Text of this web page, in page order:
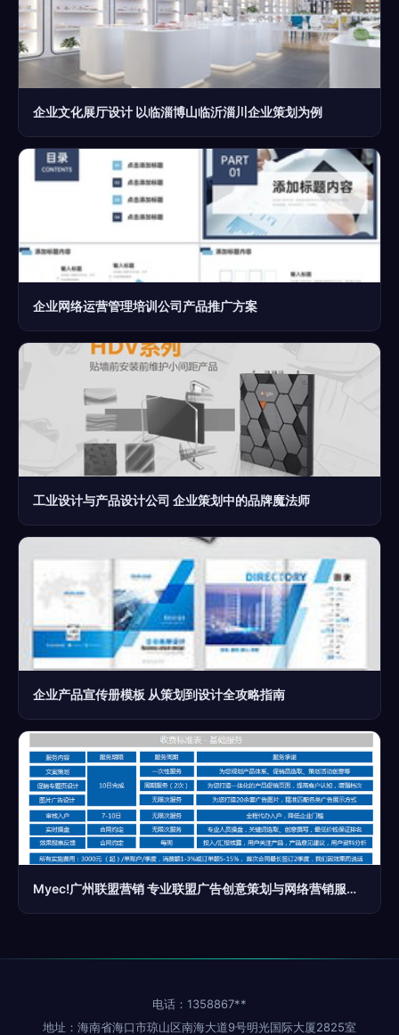
企业文化展厅设计 以临淄博山临沂淄川企业策划为例
企业网络运营管理培训公司产品推广方案
工业设计与产品设计公司 企业策划中的品牌魔法师
企业产品宣传册模板 从策划到设计全攻略指南
Myec!广州联盟营销 专业联盟广告创意策划与网络营销服务全解析
电话：1358867**
地址：海南省海口市琼山区南海大道9号明光国际大厦2825室